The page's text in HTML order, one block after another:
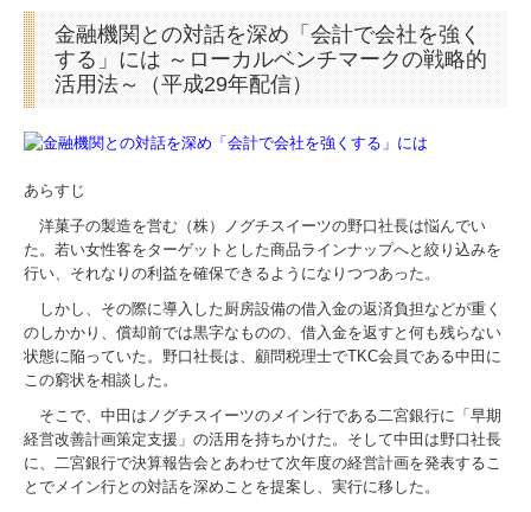
金融機関との対話を深め「会計で会社を強く
する」には ～ローカルベンチマークの戦略的
活用法～（平成29年配信）
あらすじ
洋菓子の製造を営む（株）ノグチスイーツの野口社長は悩んでい
た。若い女性客をターゲットとした商品ラインナップへと絞り込みを
行い、それなりの利益を確保できるようになりつつあった。
しかし、その際に導入した厨房設備の借入金の返済負担などが重く
のしかかり、償却前では黒字なものの、借入金を返すと何も残らない
状態に陥っていた。野口社長は、顧問税理士でTKC会員である中田に
この窮状を相談した。
そこで、中田はノグチスイーツのメイン行である二宮銀行に「早期
経営改善計画策定支援」の活用を持ちかけた。そして中田は野口社長
に、二宮銀行で決算報告会とあわせて次年度の経営計画を発表するこ
とでメイン行との対話を深めことを提案し、実行に移した。